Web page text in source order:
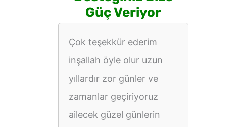
Güç Veriyor
Çok teşekkür ederim
inşallah öyle olur uzun
yıllardır zor günler ve
zamanlar geçiriyoruz
ailecek güzel günlerin